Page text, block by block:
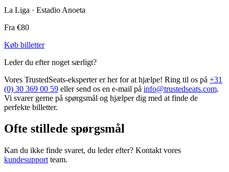
La Liga · Estadio Anoeta
Fra €80
Køb billetter
Leder du efter noget særligt?
Vores TrustedSeats-eksperter er her for at hjælpe! Ring til os på +31
(0) 30 369 00 59 eller send os en e-mail på info@trustedseats.com.
Vi svarer gerne på spørgsmål og hjælper dig med at finde de
perfekte billetter.
Ofte stillede spørgsmål
Kan du ikke finde svaret, du leder efter? Kontakt vores
kundesupport team.